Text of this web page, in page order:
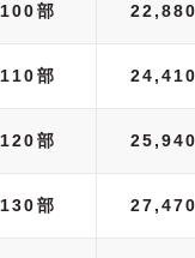
100部 22,880
110部 24,410
120部 25,940
130部 27,470